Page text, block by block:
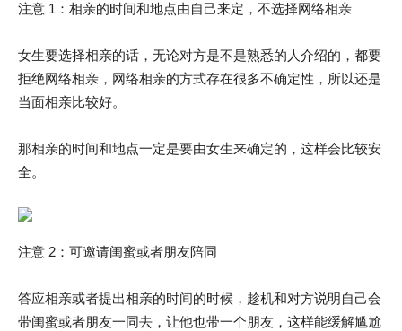
注意 1：相亲的时间和地点由自己来定，不选择网络相亲
女生要选择相亲的话，无论对方是不是熟悉的人介绍的，都要
拒绝网络相亲，网络相亲的方式存在很多不确定性，所以还是
当面相亲比较好。
那相亲的时间和地点一定是要由女生来确定的，这样会比较安
全。
注意 2：可邀请闺蜜或者朋友陪同
答应相亲或者提出相亲的时间的时候，趁机和对方说明自己会
带闺蜜或者朋友一同去，让他也带一个朋友，这样能缓解尴尬